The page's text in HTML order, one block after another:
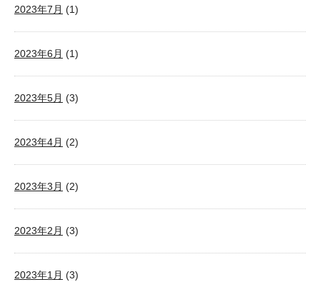
2023年7月 (1)
2023年6月 (1)
2023年5月 (3)
2023年4月 (2)
2023年3月 (2)
2023年2月 (3)
2023年1月 (3)